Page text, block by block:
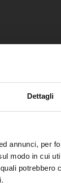
Dettagli
annunci, per
modo in cui